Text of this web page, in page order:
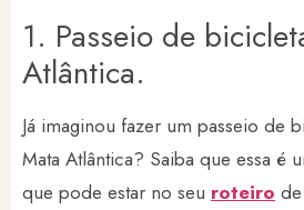
1. Passeio de
Atlântica.
Já imaginou fazer um passeio de
Mata Atlântica? Saiba que essa é
que pode estar no seu roteiro